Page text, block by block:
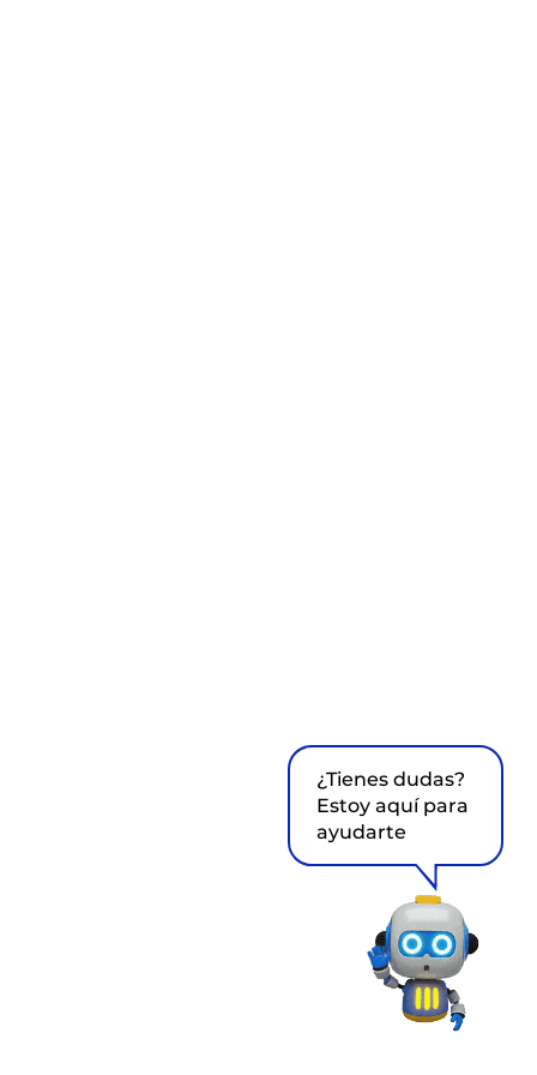
¿Tienes dudas?
Estoy aquí para
ayudarte